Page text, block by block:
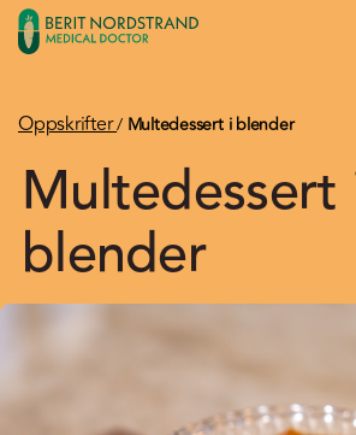
Søk
Bli medlem
Oppskrifter
Bøker
Oppskrifter/ Multedessert i blender
Multedessert
blender